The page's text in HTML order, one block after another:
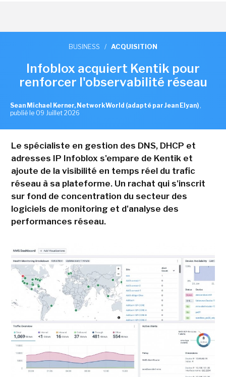
BUSINESS / ACQUISITION
Infoblox acquiert Kentik pour
renforcer l'observabilité réseau
Sean Michael Kerner, NetworkWorld (adapté par Jean Elyan) ,
publié le 09 Juillet 2026
Le spécialiste en gestion des DNS, DHCP et
adresses IP Infoblox s'empare de Kentik et
ajoute de la visibilité en temps réel du trafic
réseau à sa plateforme. Un rachat qui s'inscrit
sur fond de concentration du secteur des
logiciels de monitoring et d'analyse des
performances réseau.